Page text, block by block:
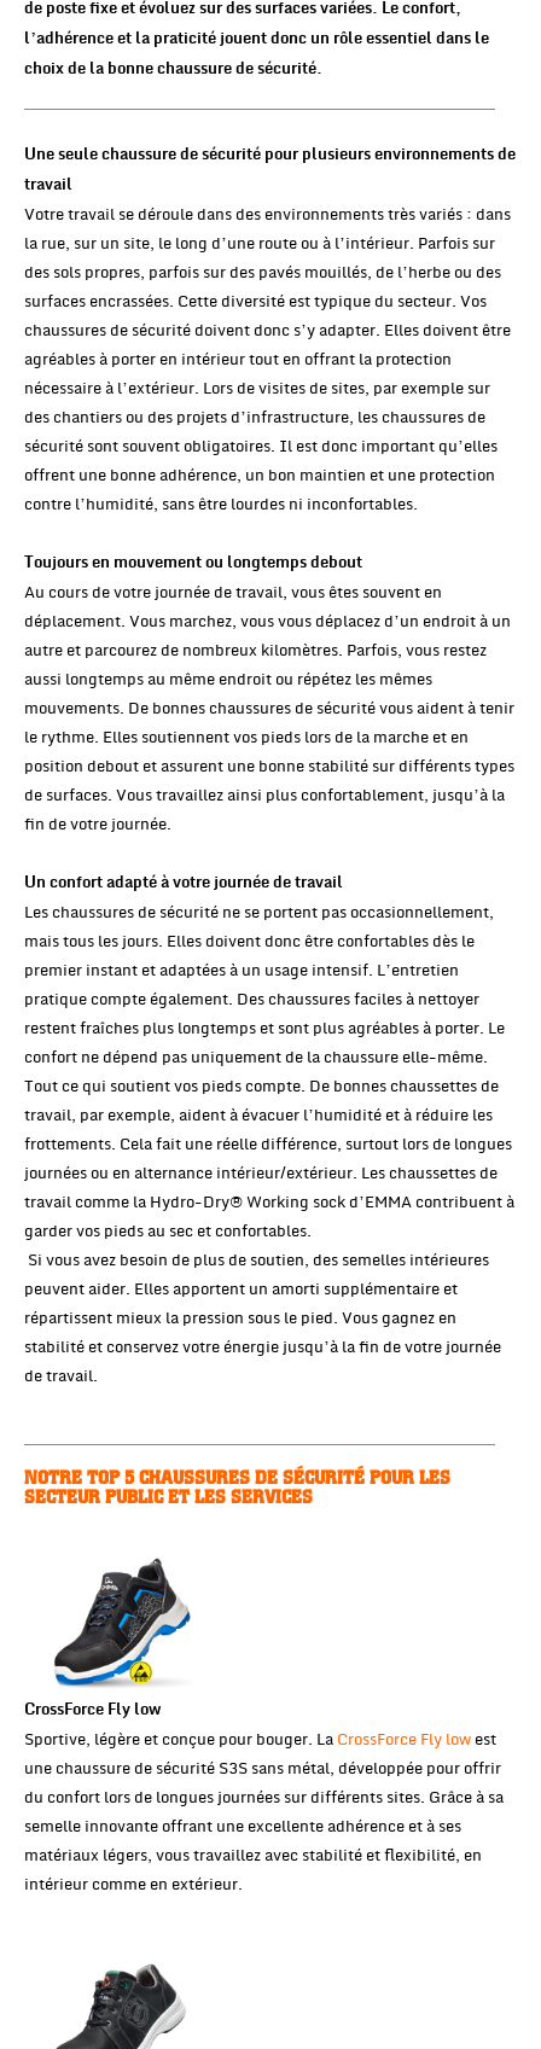
de poste fixe et évoluez sur des surfaces variées. Le confort,
l’adhérence et la praticité jouent donc un rôle essentiel dans le
choix de la bonne chaussure de sécurité.
Une seule chaussure de sécurité pour plusieurs environnements de
travail
Votre travail se déroule dans des environnements très variés : dans
la rue, sur un site, le long d’une route ou à l’intérieur. Parfois sur
des sols propres, parfois sur des pavés mouillés, de l’herbe ou des
surfaces encrassées. Cette diversité est typique du secteur. Vos
chaussures de sécurité doivent donc s’y adapter. Elles doivent être
agréables à porter en intérieur tout en offrant la protection
nécessaire à l’extérieur. Lors de visites de sites, par exemple sur
des chantiers ou des projets d’infrastructure, les chaussures de
sécurité sont souvent obligatoires. Il est donc important qu’elles
offrent une bonne adhérence, un bon maintien et une protection
contre l’humidité, sans être lourdes ni inconfortables.
Toujours en mouvement ou longtemps debout
Au cours de votre journée de travail, vous êtes souvent en
déplacement. Vous marchez, vous vous déplacez d’un endroit à un
autre et parcourez de nombreux kilomètres. Parfois, vous restez
aussi longtemps au même endroit ou répétez les mêmes
mouvements. De bonnes chaussures de sécurité vous aident à tenir
le rythme. Elles soutiennent vos pieds lors de la marche et en
position debout et assurent une bonne stabilité sur différents types
de surfaces. Vous travaillez ainsi plus confortablement, jusqu’à la
fin de votre journée.
Un confort adapté à votre journée de travail
Les chaussures de sécurité ne se portent pas occasionnellement,
mais tous les jours. Elles doivent donc être confortables dès le
premier instant et adaptées à un usage intensif. L’entretien
pratique compte également. Des chaussures faciles à nettoyer
restent fraîches plus longtemps et sont plus agréables à porter. Le
confort ne dépend pas uniquement de la chaussure elle-même.
Tout ce qui soutient vos pieds compte. De bonnes chaussettes de
travail, par exemple, aident à évacuer l’humidité et à réduire les
frottements. Cela fait une réelle différence, surtout lors de longues
journées ou en alternance intérieur/extérieur. Les chaussettes de
travail comme la Hydro-Dry® Working sock d’EMMA contribuent à
garder vos pieds au sec et confortables.
Si vous avez besoin de plus de soutien, des semelles intérieures
peuvent aider. Elles apportent un amorti supplémentaire et
répartissent mieux la pression sous le pied. Vous gagnez en
stabilité et conservez votre énergie jusqu’à la fin de votre journée
de travail.
NOTRE TOP 5 CHAUSSURES DE SÉCURITÉ POUR LES
SECTEUR PUBLIC ET LES SERVICES
CrossForce Fly low
Sportive, légère et conçue pour bouger. La CrossForce Fly low est
une chaussure de sécurité S3S sans métal, développée pour offrir
du confort lors de longues journées sur différents sites. Grâce à sa
semelle innovante offrant une excellente adhérence et à ses
matériaux légers, vous travaillez avec stabilité et flexibilité, en
intérieur comme en extérieur.